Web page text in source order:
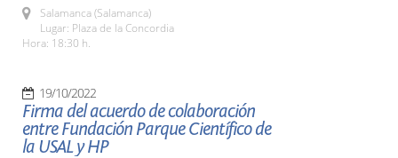
Salamanca (Salamanca)
Lugar: Plaza de la Concordia
Hora: 18:30 h.
19/10/2022
Firma del acuerdo de colaboración
entre Fundación Parque Científico de
la USAL y HP